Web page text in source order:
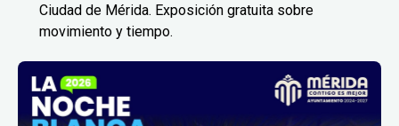
Ciudad de Mérida. Exposición gratuita sobre
movimiento y tiempo.